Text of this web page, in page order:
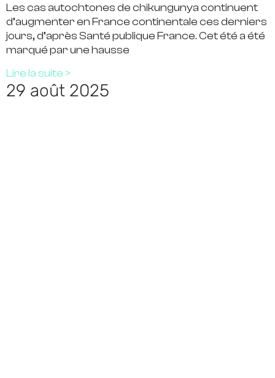
Les cas autochtones de chikungunya continuent
d’augmenter en France continentale ces derniers
jours, d’après Santé publique France. Cet été a été
marqué par une hausse
Lire la suite >
29 août 2025